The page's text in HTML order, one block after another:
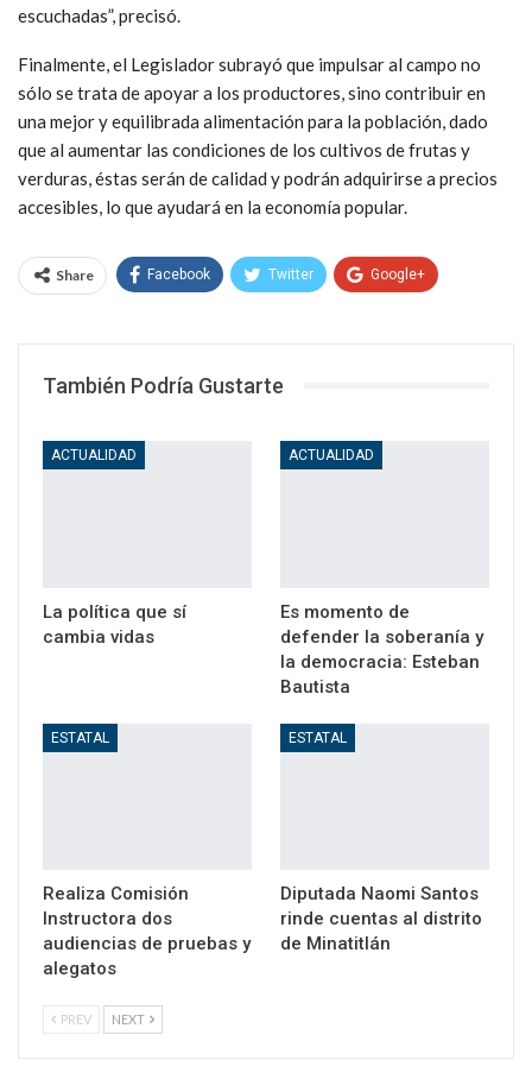
escuchadas”, precisó.
Finalmente, el Legislador subrayó que impulsar al campo no
sólo se trata de apoyar a los productores, sino contribuir en
una mejor y equilibrada alimentación para la población, dado
que al aumentar las condiciones de los cultivos de frutas y
verduras, éstas serán de calidad y podrán adquirirse a precios
accesibles, lo que ayudará en la economía popular.
Share Facebook Twitter Google+
También Podría Gustarte
ACTUALIDAD
La política que sí
cambia vidas
ACTUALIDAD
Es momento de
defender la soberanía y
la democracia: Esteban
Bautista
ESTATAL
Realiza Comisión
Instructora dos
audiencias de pruebas y
alegatos
ESTATAL
Diputada Naomi Santos
rinde cuentas al distrito
de Minatitlán
PREV NEXT